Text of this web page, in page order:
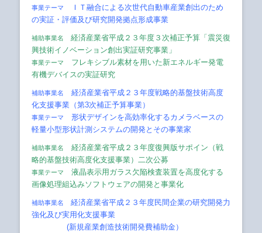
事業テーマ
ＩＴ融合による次世代自動車産業創出のため
の実証・評価及び研究開発拠点形成事業
補助事業名
経済産業省平成２３年度３次補正予算「震災復
興技術イノベーション創出実証研究事業」
事業テーマ
フレキシブル素材を用いた新エネルギー発電
有機デバイスの実証研究
補助事業名
経済産業省平成２３年度戦略的基盤技術高度
化支援事業（第3次補正予算事業）
事業テーマ
形状デザインを高効率化するカメラベースの
軽量小型形状計測システムの開発とその事業家
補助事業名
経済産業省平成２３年度復興版サポイン（戦
略的基盤技術高度化支援事業）二次公募
事業テーマ
液晶表示用ガラス欠陥検査装置を高度化する
画像処理組込みソフトウェアの開発と事業化
補助事業名
経済産業省平成２３年度民間企業の研究開発力
強化及び実用化支援事業
(新規産業創造技術開発費補助金）